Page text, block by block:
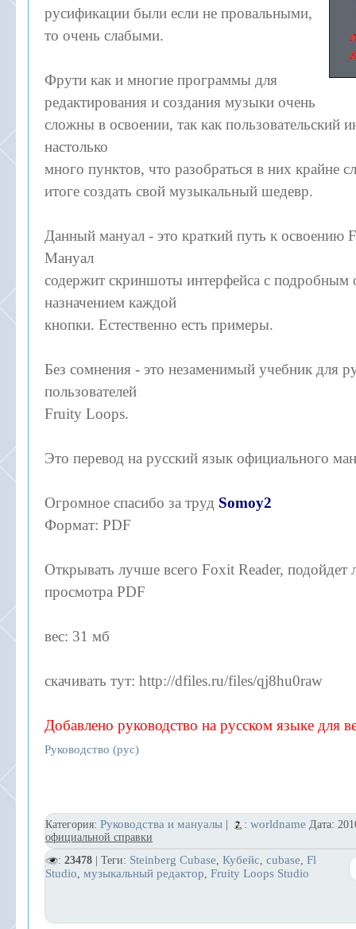
русификации были если не провальными,
то очень слабыми.
Фрути как и многие программы для
редактирования и создания музыки очень
сложны в освоении, так как пользовательский
настолько
много пунктов, что разобраться в них крайне
итоге создать свой музыкальный шедевр.
Данный мануал - это краткий путь к освоению
Мануал
содержит скриншоты интерфейса с подробным
назначением каждой
кнопки. Естественно есть примеры.
Без сомнения - это незаменимый учебник для
пользователей
Fruity Loops.
Это перевод на русский язык официального
Огромное спасибо за труд Somoy2
Формат: PDF
Открывать лучше всего Foxit Reader, подойдет
просмотра PDF
вес: 31 мб
скачивать тут: http://dfiles.ru/files/qj8hu0raw
Добавлено руководство на русском языке для
Руководство (рус)
Категория: Руководства и мануалы : worldname Дата:
официальной справки
: 23478 | Теги: Steinberg Cubase, Кубейс, cubase, Fl
Studio, музыкальный редактор, Fruity Loops Studio